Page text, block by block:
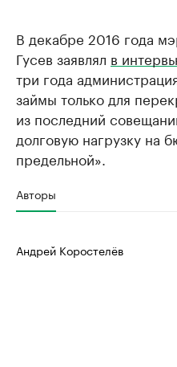
В декабре 2016 года
Гусев заявлял в
три года
займы только для
из последний
долговую нагрузку на
предельной».
Авторы
Андрей Коростелёв